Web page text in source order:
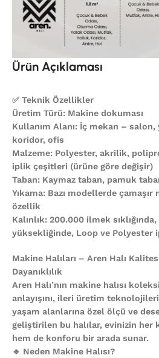
Ürün Açıklaması
✅ Teknik Özellikler
Üretim Türü: Makine dokuması
Kullanım Alanı: İç mekan –
koridor, ofis
Malzeme: Polyester, akrilik,
iplik çeşitleri (ürüne göre değişir)
Taban: Kaymaz taban, pamuk
Yıkama: Bazı modellerde
özellik
Kalınlık: 200.000 ilmek
yüksekliğinde, Loop ve
Makine Halıları – Aren Halı
Dayanıklılık
Aren Halı’nın makine halısı
anlayışını, ileri üretim
yaşam alanlarına özel ölçü ve
geliştirilen bu halılar, evinizin her
hem de konforu bir arada sunar.
🔹 Neden Makine Halısı?